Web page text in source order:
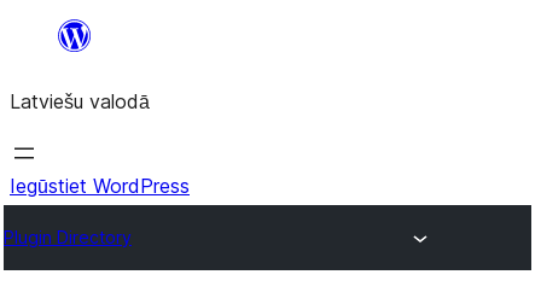
Pāriet
saturu
Latviešu valodā
Iegūstiet WordPress
Plugin Directory